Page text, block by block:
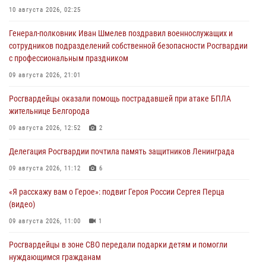
10 августа 2026, 02:25
Генерал-полковник Иван Шмелев поздравил военнослужащих и
сотрудников подразделений собственной безопасности Росгвардии
с профессиональным праздником
09 августа 2026, 21:01
Росгвардейцы оказали помощь пострадавшей при атаке БПЛА
жительнице Белгорода
09 августа 2026, 12:52 2
Делегация Росгвардии почтила память защитников Ленинграда
09 августа 2026, 11:12 6
«Я расскажу вам о Герое»: подвиг Героя России Сергея Перца
(видео)
09 августа 2026, 11:00 1
Росгвардейцы в зоне СВО передали подарки детям и помогли
нуждающимся гражданам